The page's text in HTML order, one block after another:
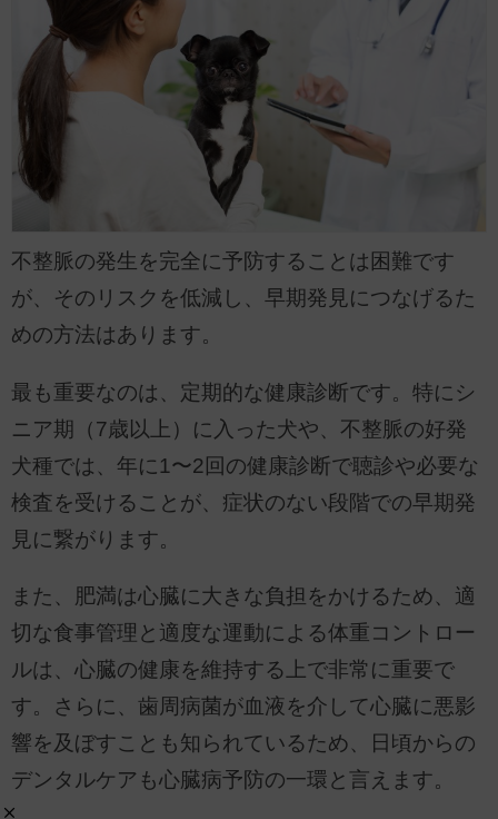
不整脈の発生を完全に予防することは困難です
が、そのリスクを低減し、早期発見につなげるた
めの方法はあります。
最も重要なのは、定期的な健康診断です。特にシ
ニア期（7歳以上）に入った犬や、不整脈の好発
犬種では、年に1〜2回の健康診断で聴診や必要な
検査を受けることが、症状のない段階での早期発
見に繋がります。
また、肥満は心臓に大きな負担をかけるため、適
切な食事管理と適度な運動による体重コントロー
ルは、心臓の健康を維持する上で非常に重要で
す。さらに、歯周病菌が血液を介して心臓に悪影
響を及ぼすことも知られているため、日頃からの
デンタルケアも心臓病予防の一環と言えます。